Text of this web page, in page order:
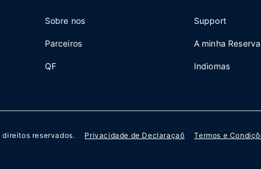
Sobre nos
Parceiros
QF
Support
A minha Reserva
Indiomas
direitos reservados. Privacidade de Declaraçaõ Termos e